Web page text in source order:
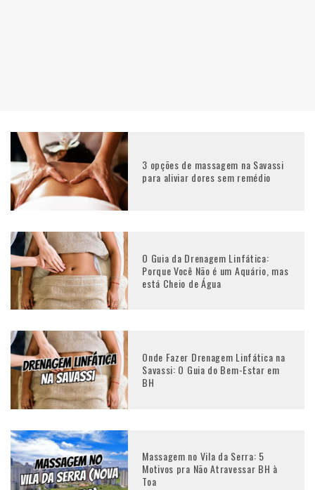
3 opções de massagem na Savassi
para aliviar dores sem remédio
O Guia da Drenagem Linfática:
Porque Você Não é um Aquário, mas
está Cheio de Água
Onde Fazer Drenagem Linfática na
Savassi: O Guia do Bem-Estar em
BH
Massagem no Vila da Serra: 5
Motivos pra Não Atravessar BH à
Toa